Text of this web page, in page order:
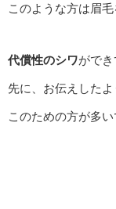
このような方は眉
代償性のシワができ
先に、お伝えした
このための方が多い